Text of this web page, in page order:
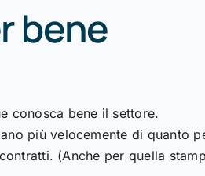
bene
conosca bene il settore.
più velocemente di quanto
(Anche per quella